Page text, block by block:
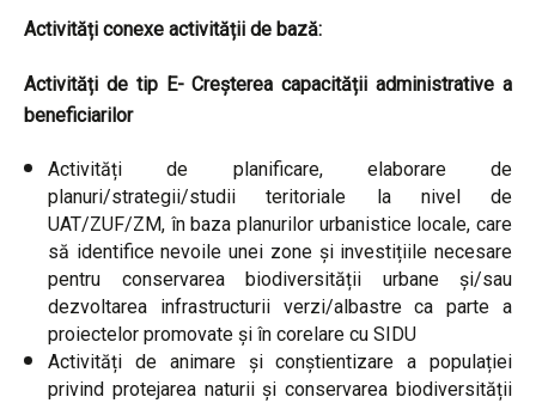
Activități conexe activității de bază:
Activități de tip E- Creșterea capacității administrative a
beneficiarilor
Activități de planificare, elaborare de
planuri/strategii/studii teritoriale la nivel de
UAT/ZUF/ZM, în baza planurilor urbanistice locale, care
să identifice nevoile unei zone și investițiile necesare
pentru conservarea biodiversității urbane și/sau
dezvoltarea infrastructurii verzi/albastre ca parte a
proiectelor promovate și în corelare cu SIDU
Activități de animare și conștientizare a populației
privind protejarea naturii și conservarea biodiversității